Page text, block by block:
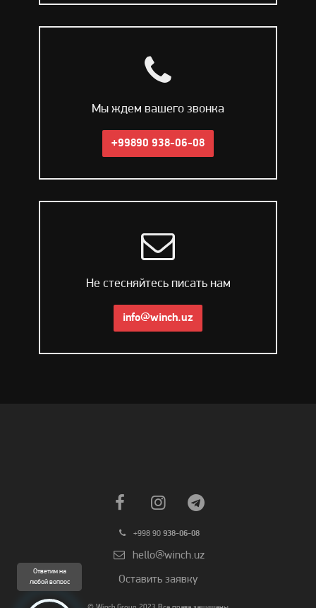
Мы ждем вашего звонка
+99890 938-06-08
Не стесняйтесь писать нам
info@winch.uz
+998 90938-06-08
hello@winch.uz
Оставить заявку
Ответим на
любой вопрос